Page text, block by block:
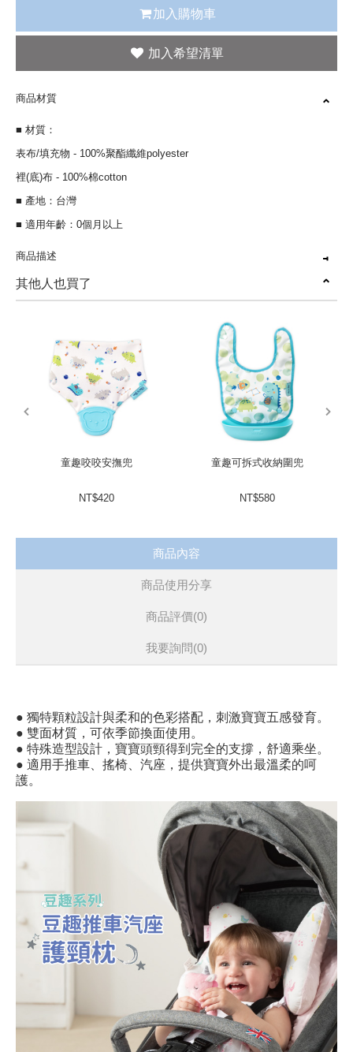
加入購物車
商品材質
■ 材質：
表布/填充物 - 100%聚酯纖維polyester
裡(底)布 - 100%棉cotton
■ 產地：台灣
■ 適用年齡：0個月以上
商品描述
獨特顆粒與柔和色彩，刺激五感發育
適用手推車、搖椅、汽座
其他人也買了
童趣咬咬安撫兜
NT$420
童趣可拆式收納圍兜
NT$580
商品內容
商品使用分享
商品評價(0)
我要詢問(0)
● 獨特顆粒設計與柔和的色彩搭配，刺激寶寶五感發育。
● 雙面材質，可依季節換面使用。
● 特殊造型設計，寶寶頭頸得到完全的支撐，舒適乘坐。
● 適用手推車、搖椅、汽座，提供寶寶外出最溫柔的呵
護。